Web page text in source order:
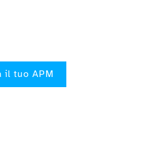
il tuo APM